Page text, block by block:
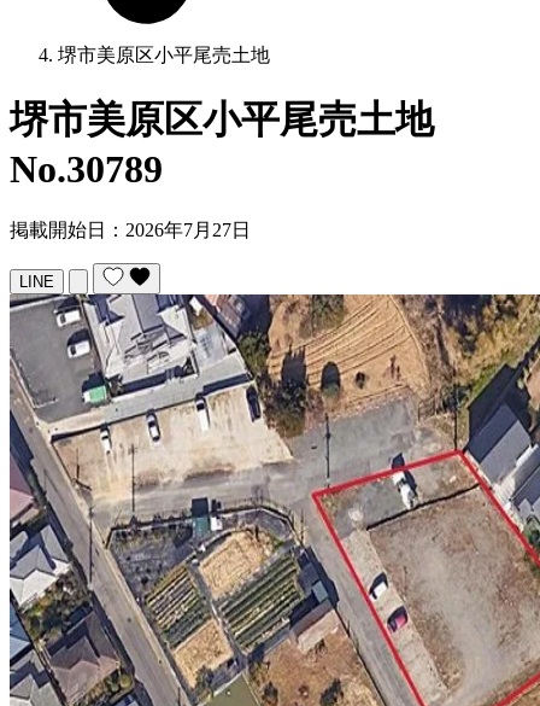
堺市美原区小平尾売土地
堺市美原区小平尾売土地
No.30789
掲載開始日：2026年7月27日
LINE